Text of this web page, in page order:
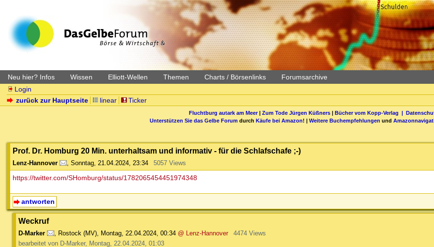
Neu hier? Infos Wissen Elliott-Wellen Themen Charts / Börsenlinks
Forumsarchive
Login
zurück zur Hauptseite
linear Ticker
Fluchtburg autark am Meer| Zum Tode Jürgen Küßners| Bücher vom Kopp-Verlag |
Unterstützen Sie das Gelbe Forum durch Käufe bei Amazon! | Weitere Buchempfehlungen und
Prof. Dr. Homburg 20 Min. unterhaltsam und informativ - für die Schlafschafe ;-)
Lenz-Hannover , Sonntag, 21.04.2024, 23:34 5057 Views
https://twitter.com/SHomburg/status/1782065454451974348
antworten
Weckruf
D-Marker , Rostock (MV), Montag, 22.04.2024, 00:34 @ Lenz-Hannover
4474 Views
bearbeitet von D-Marker, Montag, 22.04.2024, 01:03